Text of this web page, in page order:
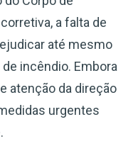
a falta de
até mesmo
incêndio. Embora
atenção da direção
urgentes